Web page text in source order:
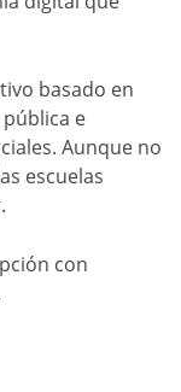
basado en
e
Aunque no
escuelas
con